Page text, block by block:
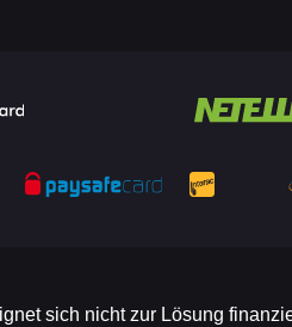
sich nicht zur Lösung